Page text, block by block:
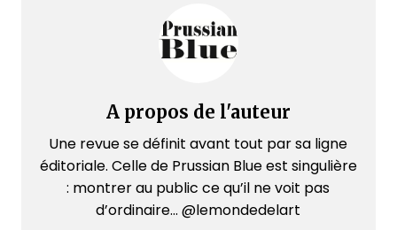
A propos de l'auteur
Une revue se définit avant tout par sa ligne
éditoriale. Celle de Prussian Blue est singulière
: montrer au public ce qu’il ne voit pas
d’ordinaire... @lemondedelart